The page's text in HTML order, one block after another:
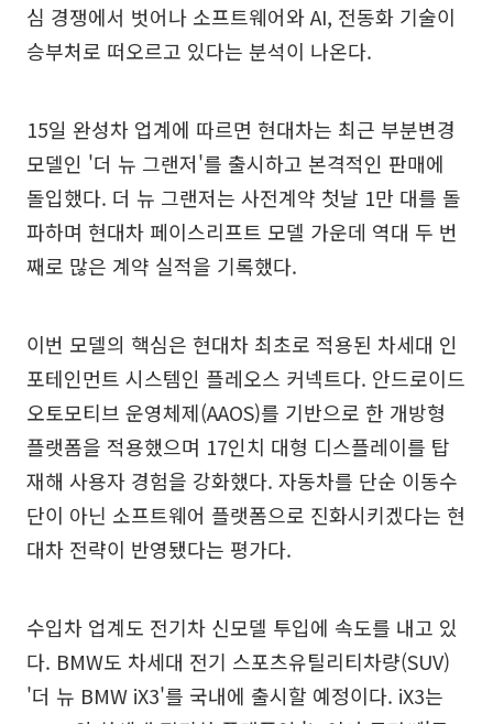
심 경쟁에서 벗어나 소프트웨어와 AI, 전동화 기술이
승부처로 떠오르고 있다는 분석이 나온다.
15일 완성차 업계에 따르면 현대차는 최근 부분변경
모델인 '더 뉴 그랜저'를 출시하고 본격적인 판매에
돌입했다. 더 뉴 그랜저는 사전계약 첫날 1만 대를 돌
파하며 현대차 페이스리프트 모델 가운데 역대 두 번
째로 많은 계약 실적을 기록했다.
이번 모델의 핵심은 현대차 최초로 적용된 차세대 인
포테인먼트 시스템인 플레오스 커넥트다. 안드로이드
오토모티브 운영체제(AAOS)를 기반으로 한 개방형
플랫폼을 적용했으며 17인치 대형 디스플레이를 탑
재해 사용자 경험을 강화했다. 자동차를 단순 이동수
단이 아닌 소프트웨어 플랫폼으로 진화시키겠다는 현
대차 전략이 반영됐다는 평가다.
수입차 업계도 전기차 신모델 투입에 속도를 내고 있
다. BMW도 차세대 전기 스포츠유틸리티차량(SUV)
'더 뉴 BMW iX3'를 국내에 출시할 예정이다. iX3는